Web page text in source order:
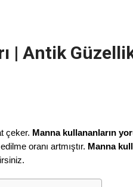
| Antik
çeker. Manna kullananların
oranı artmıştır. Manna